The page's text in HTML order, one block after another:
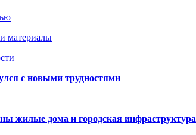
материалы
с новыми трудностями
жилые дома и городская инфраструктура